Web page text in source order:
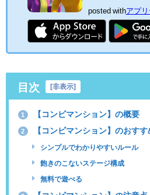
posted withアプリ
目次 非表示
1 【コンビマンション】の概要
2 【コンビマンション】のおすす
シンプルでわかりやすいルール
飽きのこないステージ構成
無料で遊べる